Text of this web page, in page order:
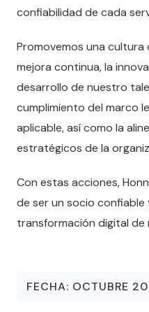
confiabilidad de cada
Promovemos una cultura
mejora continua, la
desarrollo de nuestro
cumplimiento del marco
aplicable, así como la
estratégicos de la
Con estas acciones,
de ser un socio
transformación digital de
FECHA: OCTUBRE